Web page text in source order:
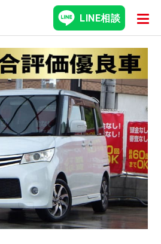
LINE相談